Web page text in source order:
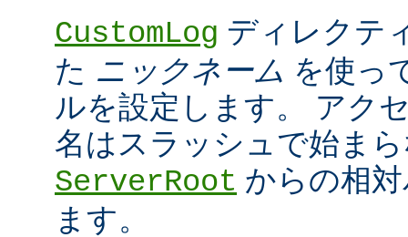
CustomLog ディレクテ
た ニックネーム を使っ
ルを設定します。 アク
名はスラッシュで始ま
ServerRoot からの相
ます。